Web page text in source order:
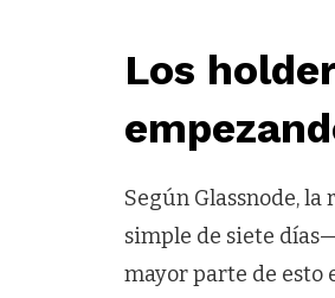
Los
Según Glassnode,
simple de siete
mayor parte de esto